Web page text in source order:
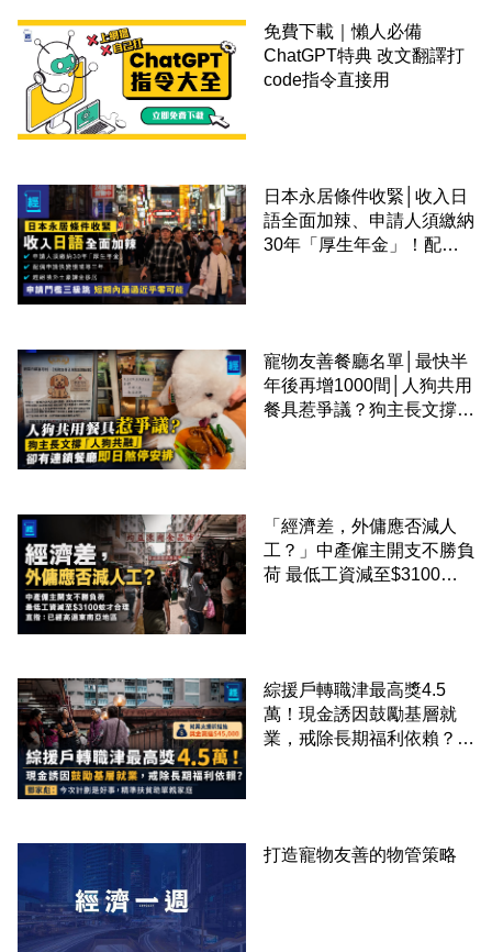
免費下載｜懶人必備
ChatGPT特典 改文翻譯打
code指令直接用
日本永居條件收緊│收入日
語全面加辣、申請人須繳納
30年「厚生年金」！配偶
寵物友善餐廳名單│最快半
年後再增1000間│人狗共用
餐具惹爭議？狗主長文撐
「經濟差，外傭應否減人
工？」中產僱主開支不勝負
荷 最低工資減至$3100蚊
綜援戶轉職津最高獎4.5
萬！現金誘因鼓勵基層就
業，戒除長期福利依賴？鄧
打造寵物友善的物管策略